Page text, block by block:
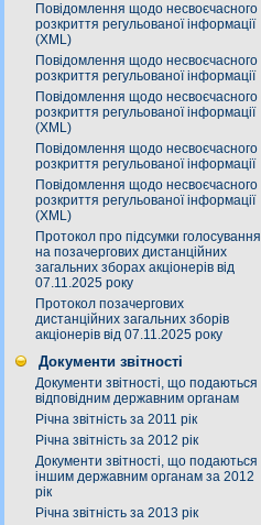
Повідомлення щодо несвоєчасного
розкриття регульованої інформації
(XML)
Повідомлення щодо несвоєчасного
розкриття регульованої інформації
Повідомлення щодо несвоєчасного
розкриття регульованої інформації
(XML)
Повідомлення щодо несвоєчасного
розкриття регульованої інформації
Повідомлення щодо несвоєчасного
розкриття регульованої інформації
(XML)
Протокол про підсумки голосування
на позачергових дистанційних
загальних зборах акціонерів від
07.11.2025 року
Протокол позачергових
дистанційних загальних зборів
акціонерів від 07.11.2025 року
Документи звітності
Документи звітності, що подаються
відповідним державним органам
Річна звітність за 2011 рік
Річна звітність за 2012 рік
Документи звітності, що подаються
іншим державним органам за 2012
рік
Річна звітність за 2013 рік